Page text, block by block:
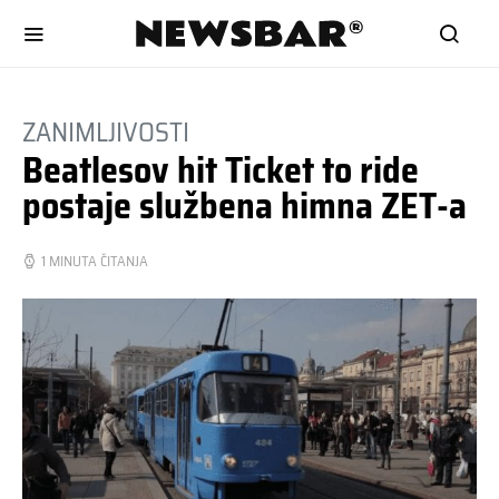
ZANIMLJIVOSTI
Beatlesov hit Ticket to ride
postaje službena himna ZET-a
1 MINUTA ČITANJA